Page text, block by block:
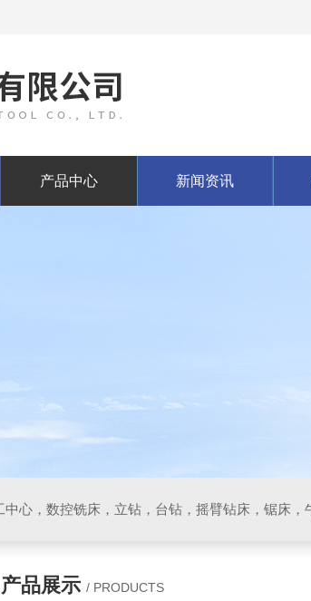
产品中心 新闻资讯
产品展示 / PRODUCTS